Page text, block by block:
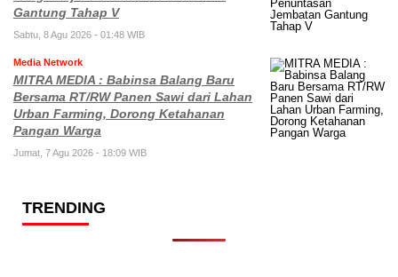
Gantung Tahap V
Sabtu, 8 Agu 2026 - 01:48 WIB
Media Network
MITRA MEDIA : Babinsa Balang Baru
Bersama RT/RW Panen Sawi dari Lahan
Urban Farming, Dorong Ketahanan
Pangan Warga
Jumat, 7 Agu 2026 - 18:09 WIB
TRENDING